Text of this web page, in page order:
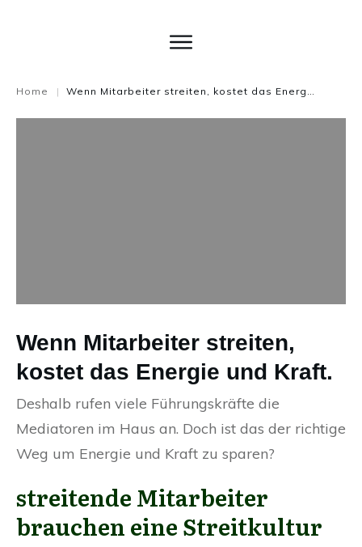
Home |
Wenn Mitarbeiter streiten,
kostet das Energie und Kraft.
Deshalb rufen viele Führungskräfte die
Mediatoren im Haus an. Doch ist das der richtige
Weg um Energie und Kraft zu sparen?
streitende Mitarbeiter
brauchen eine Streitkultur